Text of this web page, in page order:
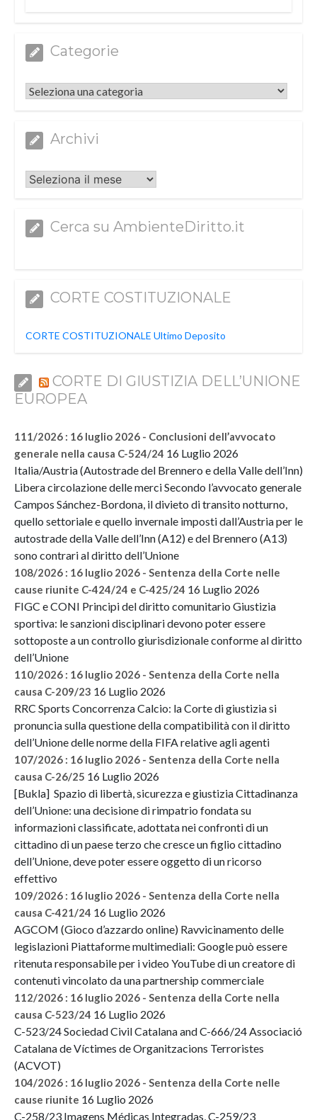
Categorie
Categorie
Archivi
Archivi
Cerca su AmbienteDiritto.it
CORTE COSTITUZIONALE
CORTE COSTITUZIONALE Ultimo Deposito
CORTE DI GIUSTIZIA DELL’UNIONE
EUROPEA
111/2026 : 16 luglio 2026 - Conclusioni dell’avvocato
generale nella causa C-524/24 16 Luglio 2026
Italia/Austria (Autostrade del Brennero e della Valle dell’Inn)
Libera circolazione delle merci Secondo l’avvocato generale
Campos Sánchez-Bordona, il divieto di transito notturno,
quello settoriale e quello invernale imposti dall’Austria per le
autostrade della Valle dell’Inn (A12) e del Brennero (A13)
sono contrari al diritto dell’Unione
108/2026 : 16 luglio 2026 - Sentenza della Corte nelle
cause riunite C-424/24 e C-425/24 16 Luglio 2026
FIGC e CONI Principi del diritto comunitario Giustizia
sportiva: le sanzioni disciplinari devono poter essere
sottoposte a un controllo giurisdizionale conforme al diritto
dell’Unione
110/2026 : 16 luglio 2026 - Sentenza della Corte nella
causa C-209/23 16 Luglio 2026
RRC Sports Concorrenza Calcio: la Corte di giustizia si
pronuncia sulla questione della compatibilità con il diritto
dell’Unione delle norme della FIFA relative agli agenti
107/2026 : 16 luglio 2026 - Sentenza della Corte nella
causa C-26/25 16 Luglio 2026
[Bukla] Spazio di libertà, sicurezza e giustizia Cittadinanza
dell’Unione: una decisione di rimpatrio fondata su
informazioni classificate, adottata nei confronti di un
cittadino di un paese terzo che cresce un figlio cittadino
dell’Unione, deve poter essere oggetto di un ricorso
effettivo
109/2026 : 16 luglio 2026 - Sentenza della Corte nella
causa C-421/24 16 Luglio 2026
AGCOM (Gioco d’azzardo online) Ravvicinamento delle
legislazioni Piattaforme multimediali: Google può essere
ritenuta responsabile per i video YouTube di un creatore di
contenuti vincolato da una partnership commerciale
112/2026 : 16 luglio 2026 - Sentenza della Corte nella
causa C-523/24 16 Luglio 2026
C-523/24 Sociedad Civil Catalana and C-666/24 Associació
Catalana de Víctimes de Organitzacions Terroristes
(ACVOT)
104/2026 : 16 luglio 2026 - Sentenza della Corte nelle
cause riunite 16 Luglio 2026
C-258/23 Imagens Médicas Integradas, C-259/23